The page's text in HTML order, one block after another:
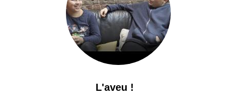
L'aveu !